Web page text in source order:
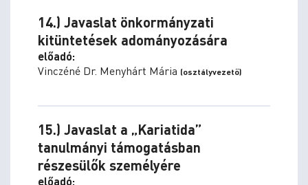
14.) Javaslat önkormányzati
kitüntetések adományozására
előadó:
Vinczéné Dr. Menyhárt Mária (osztályvezető)
15.) Javaslat a „Kariatida”
tanulmányi támogatásban
részesülők személyére
előadó: